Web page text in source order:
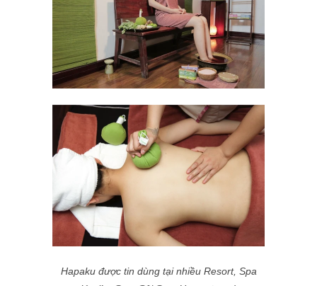
Hapaku được tin dùng tại nhiều Resort, Spa